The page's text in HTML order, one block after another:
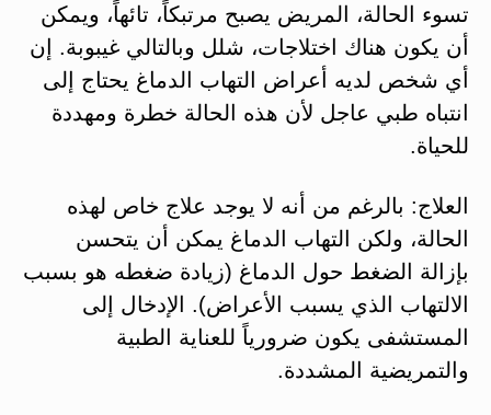
تسوء الحالة، المريض يصبح مرتبكاً، تائهاً، ويمكن
أن يكون هناك اختلاجات، شلل وبالتالي غيبوبة. إن
أي شخص لديه أعراض التهاب الدماغ يحتاج إلى
انتباه طبي عاجل لأن هذه الحالة خطرة ومهددة
للحياة.
العلاج: بالرغم من أنه لا يوجد علاج خاص لهذه
الحالة، ولكن التهاب الدماغ يمكن أن يتحسن
بإزالة الضغط حول الدماغ (زيادة ضغطه هو بسبب
الالتهاب الذي يسبب الأعراض). الإدخال إلى
المستشفى يكون ضرورياً للعناية الطبية
والتمريضية المشددة.